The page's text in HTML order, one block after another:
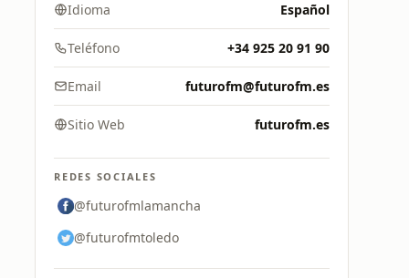
Idioma Español
Teléfono +34 925 20 91 90
Email futurofm@futurofm.es
Sitio Web futurofm.es
REDES SOCIALES
@futurofmlamancha
@futurofmtoledo